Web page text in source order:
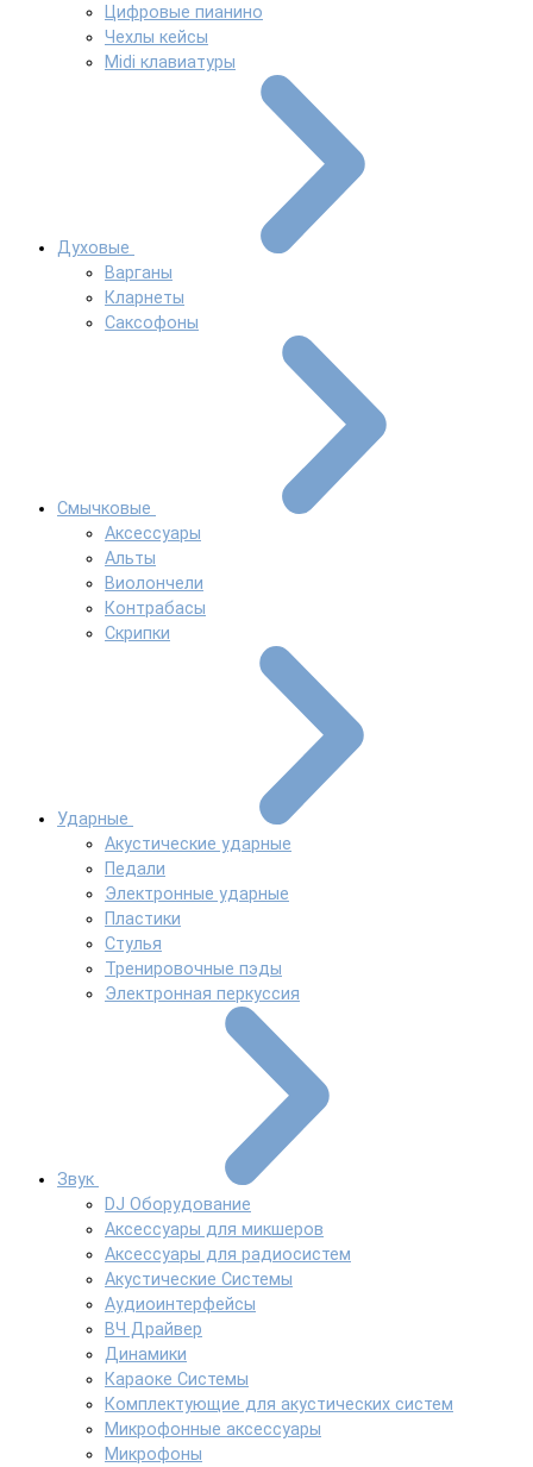
Цифровые пианино
Чехлы кейсы
Midi клавиатуры
Духовые
Варганы
Кларнеты
Саксофоны
Смычковые
Аксессуары
Альты
Виолончели
Контрабасы
Скрипки
Ударные
Акустические ударные
Педали
Электронные ударные
Пластики
Стулья
Тренировочные пэды
Электронная перкуссия
Звук
DJ Оборудование
Аксессуары для микшеров
Аксессуары для радиосистем
Акустические Системы
Аудиоинтерфейсы
ВЧ Драйвер
Динамики
Караоке Системы
Комплектующие для акустических систем
Микрофонные аксессуары
Микрофоны